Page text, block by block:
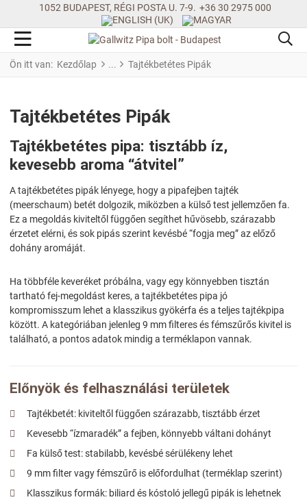
1052 BUDAPEST, RÉGI POSTA U. 7-9. +36 30 2975 000
Ön itt van: Kezdőlap Tajtékbetétes Pipák
Tajtékbetétes Pipák
Tajtékbetétes pipa: tisztább íz,
kevesebb aroma “átvitel”
A tajtékbetétes pipák lényege, hogy a pipafejben tajték
(meerschaum) betét dolgozik, miközben a külső test jellemzően fa.
Ez a megoldás kiviteltől függően segíthet hűvösebb, szárazabb
érzetet elérni, és sok pipás szerint kevésbé “fogja meg” az előző
dohány aromáját.
Ha többféle keveréket próbálna, vagy egy könnyebben tisztán
tartható fej-megoldást keres, a tajtékbetétes pipa jó
kompromisszum lehet a klasszikus gyökérfa és a teljes tajtékpipa
között. A kategóriában jelenleg 9 mm filteres és fémszűrős kivitel is
található, a pontos adatok mindig a terméklapon vannak.
Előnyök és felhasználási területek
Tajtékbetét: kiviteltől függően szárazabb, tisztább érzet
Kevesebb “ízmaradék” a fejben, könnyebb váltani dohányt
Fa külső test: stabilabb, kevésbé sérülékeny lehet
9 mm filter vagy fémszűrő is előfordulhat (terméklap szerint)
Klasszikus formák: biliard és kóstoló jellegű pipák is lehetnek